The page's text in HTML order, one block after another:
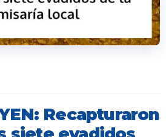
Recapturaron